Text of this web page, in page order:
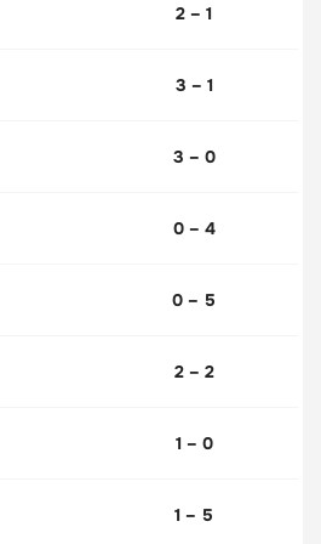
2 – 1
3 – 1
3 – 0
0 – 4
0 – 5
2 – 2
1 – 0
1 – 5